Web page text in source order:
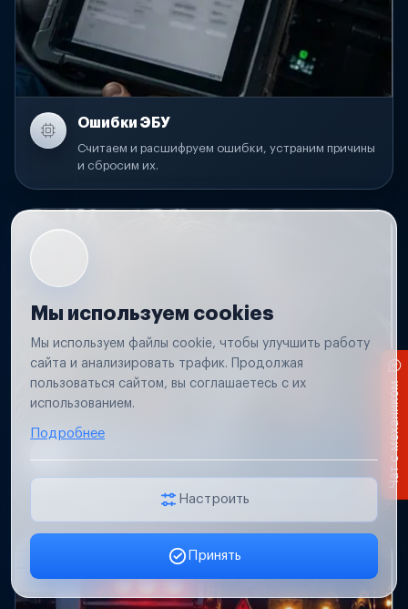
Ошибки ЭБУ
Считаем и расшифруем ошибки, устраним причины
и сбросим их.
проводку и защиту цепей.
Мы используем cookies
Мы используем файлы cookie, чтобы улучшить работу
сайта и анализировать трафик. Продолжая
пользоваться сайтом, вы соглашаетесь с их
использованием.
Подробнее
Настроить
Принять
Чат с механиком